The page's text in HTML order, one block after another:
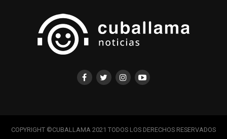
COPYRIGHT ©CUBALLAMA 2021 TODOS LOS DERECHOS RESERVADOS